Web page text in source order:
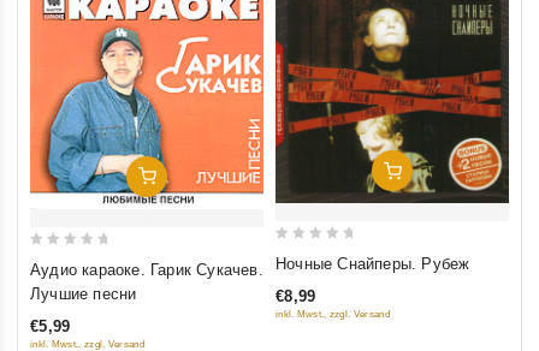
Добавить В Корзину
out
5
Аудио караоке. Гарик Сукачев.
Лучшие песни
€5,99
inkl. Mwst., zzgl. Versand
Добавить В Корзину
of
Ночные Снайперы. Рубеж
€8,99
inkl. Mwst., zzgl. Versand